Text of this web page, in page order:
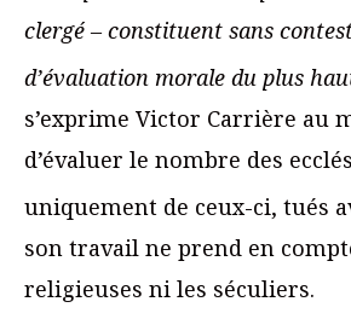
clergé – constituent sans
d’évaluation morale du plus
s’exprime Victor Carrière au
d’évaluer le nombre des
uniquement de ceux-ci, tués
son travail ne prend en
religieuses ni les séculiers.